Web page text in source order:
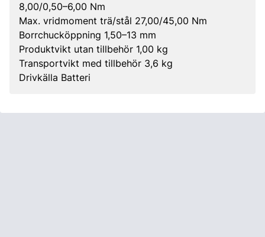
8,00/0,50–6,00 Nm
Max. vridmoment trä/stål 27,00/45,00 Nm
Borrchucköppning 1,50–13 mm
Produktvikt utan tillbehör 1,00 kg
Transportvikt med tillbehör 3,6 kg
Drivkälla Batteri